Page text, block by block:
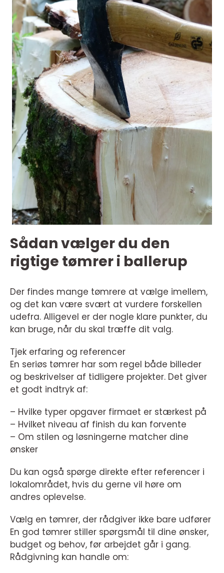
Sådan vælger du den
rigtige tømrer i ballerup
Der findes mange tømrere at vælge imellem,
og det kan være svært at vurdere forskellen
udefra. Alligevel er der nogle klare punkter, du
kan bruge, når du skal træffe dit valg.
Tjek erfaring og referencer
En seriøs tømrer har som regel både billeder
og beskrivelser af tidligere projekter. Det giver
et godt indtryk af:
– Hvilke typer opgaver firmaet er stærkest på
– Hvilket niveau af finish du kan forvente
– Om stilen og løsningerne matcher dine
ønsker
Du kan også spørge direkte efter referencer i
lokalområdet, hvis du gerne vil høre om
andres oplevelse.
Vælg en tømrer, der rådgiver ikke bare udfører
En god tømrer stiller spørgsmål til dine ønsker,
budget og behov, før arbejdet går i gang.
Rådgivning kan handle om: